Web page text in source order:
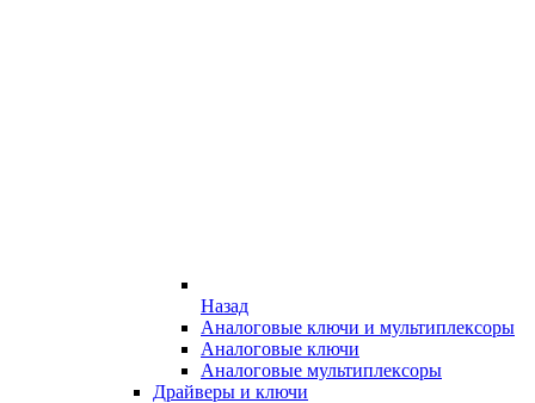
Назад
Аналоговые ключи и мультиплексоры
Аналоговые ключи
Аналоговые мультиплексоры
Драйверы и ключи